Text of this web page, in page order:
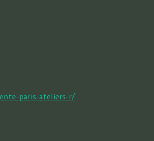
paris-ateliers-r/